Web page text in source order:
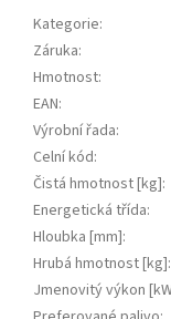
Kategorie:
Záruka:
Hmotnost:
EAN:
Výrobní řada:
Celní kód:
Čistá hmotnost [kg]:
Energetická třída:
Hloubka [mm]:
Hrubá hmotnost [kg]:
Jmenovitý výkon